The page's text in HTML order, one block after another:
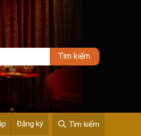
Đăng ký Tìm kiếm